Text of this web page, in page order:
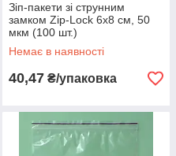
Зіп-пакети зі струнним
замком Zip-Lock 6х8 см, 50
мкм (100 шт.)
Немає в наявності
40,47 ₴/упаковка